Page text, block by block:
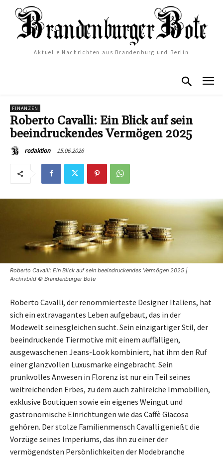
Aktuelle Nachrichten aus Brandenburg und Berlin
FINANZEN
Roberto Cavalli: Ein Blick auf sein
beeindruckendes Vermögen 2025
redaktion 15.06.2026
Roberto Cavalli: Ein Blick auf sein beeindruckendes Vermögen 2025 |
Archivbild © Brandenburger Bote
Roberto Cavalli, der renommierteste Designer Italiens, hat
sich ein extravagantes Leben aufgebaut, das in der
Modewelt seinesgleichen sucht. Sein einzigartiger Stil, der
beeindruckende Tiermotive mit einem auffälligen,
ausgewaschenen Jeans-Look kombiniert, hat ihm den Ruf
einer glanzvollen Luxusmarke eingebracht. Sein
prunkvolles Anwesen in Florenz ist nur ein Teil seines
weitreichenden Erbes, zu dem auch zahlreiche Immobilien,
exklusive Boutiquen sowie ein eigenes Weingut und
gastronomische Einrichtungen wie das Caffè Giacosa
gehören. Der stolze Familienmensch Cavalli genießt die
Vorzüge seines Imperiums, das ihn zu einer der
vermögendsten Persönlichkeiten der Modebranche